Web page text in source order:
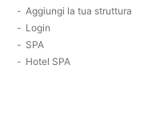
Aggiungi la tua struttura
Login
SPA
Hotel SPA